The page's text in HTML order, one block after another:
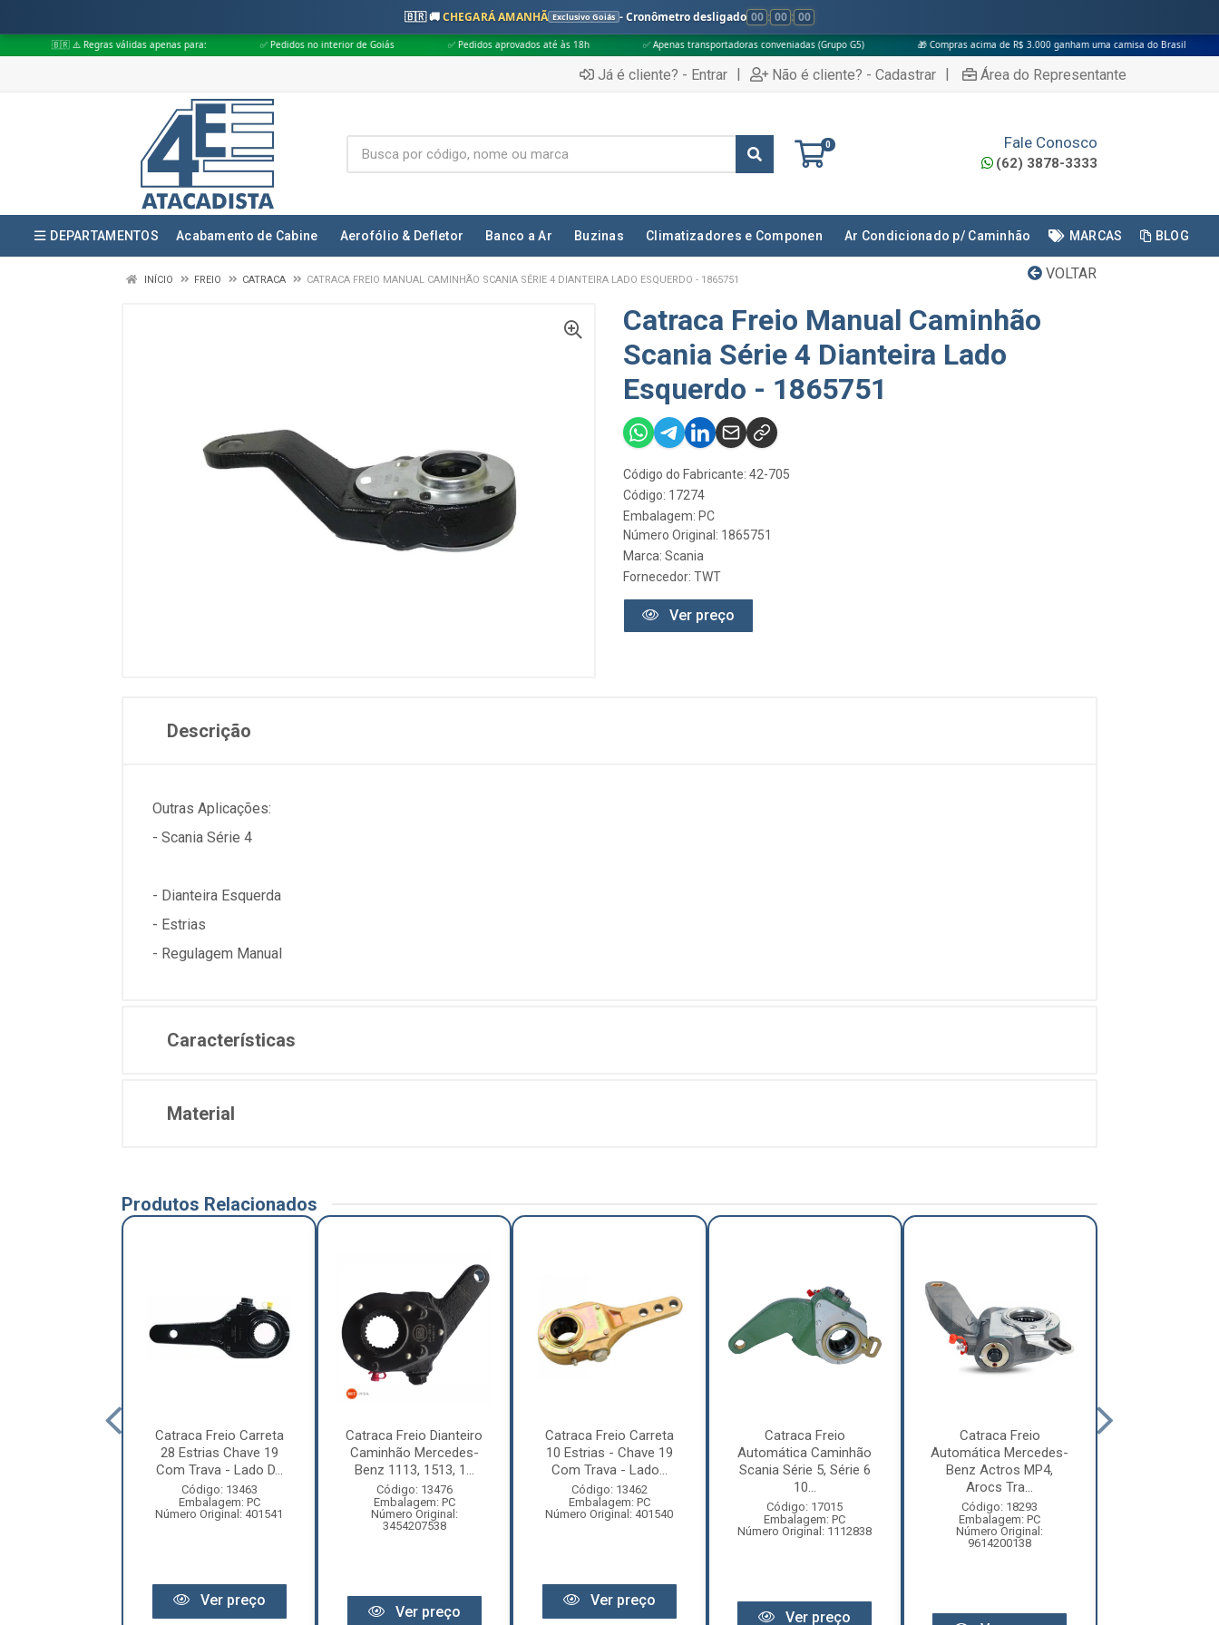
🇧🇷 🚚CHEGARÁ AMANHÃ Exclusivo Goiás - Cronômetro desligado 00 : 00 : 00
válidas apenas para: ✅ Pedidos no interior de Goiás ✅ Pedidos aprovados até às 18h ✅ Apenas transportadoras conveniadas (Grupo G5) 🎁 Compras acima de R$ 3.000 ganham uma camisa do Brasil
Já é cliente? - Entrar | Não é cliente? - Cadastrar | Área do Representante
0 Fale Conosco
(62) 3878-3333
DEPARTAMENTOS Acabamento de Cabine Aerofólio & Defletor Banco a Ar Buzinas Climatizadores e Componen Ar Condicionado p/ Caminhão MARCAS BLOG
VOLTAR
INÍCIO FREIO CATRACA CATRACA FREIO MANUAL CAMINHÃO SCANIA SÉRIE 4 DIANTEIRA LADO ESQUERDO - 1865751
Catraca Freio Manual Caminhão
Scania Série 4 Dianteira Lado
Esquerdo - 1865751
Código do Fabricante: 42-705
Código: 17274
Embalagem: PC
Número Original: 1865751
Marca: Scania
Fornecedor: TWT
Ver preço
Descrição
Outras Aplicações:
- Scania Série 4
- Dianteira Esquerda
- Estrias
- Regulagem Manual
Características
Material
Produtos Relacionados
Catraca Freio Carreta
28 Estrias Chave 19
Com Trava - Lado D...
Código: 13463
Embalagem: PC
Número Original: 401541
Ver preço
Catraca Freio Dianteiro
Caminhão Mercedes-
Benz 1113, 1513, 1...
Código: 13476
Embalagem: PC
Número Original:
3454207538
Ver preço
Catraca Freio Carreta
10 Estrias - Chave 19
Com Trava - Lado...
Código: 13462
Embalagem: PC
Número Original: 401540
Ver preço
Catraca Freio
Automática Caminhão
Scania Série 5, Série 6
10...
Código: 17015
Embalagem: PC
Número Original: 1112838
Ver preço
Catraca Freio
Automática Mercedes-
Benz Actros MP4,
Arocs Tra...
Código: 18293
Embalagem: PC
Número Original:
9614200138